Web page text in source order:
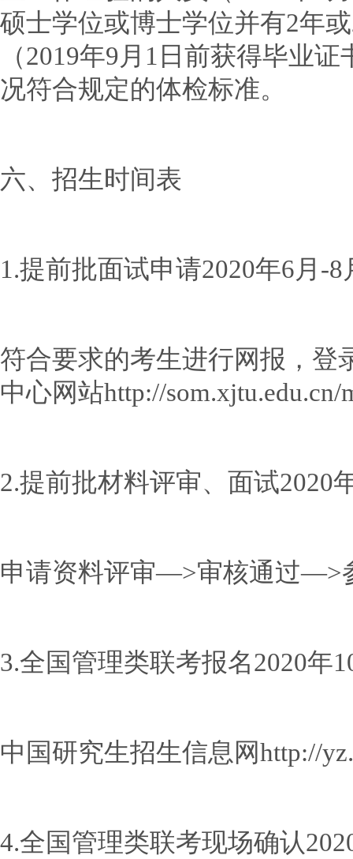
硕士学位或博士学位并有2年
（2019年9月1日前获得毕业
况符合规定的体检标准。
六、招生时间表
1.提前批面试申请2020年6月-8
符合要求的考生进行网报，登
中心网站http://som.xjtu.edu.cn/
2.提前批材料评审、面试2020
申请资料评审—>审核通过—>
3.全国管理类联考报名2020年
中国研究生招生信息网http://
4.全国管理类联考现场确认